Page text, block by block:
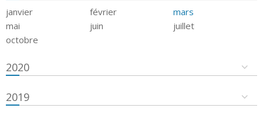
janvier février
mars
mai
juin
juillet
octobre
2020
2019